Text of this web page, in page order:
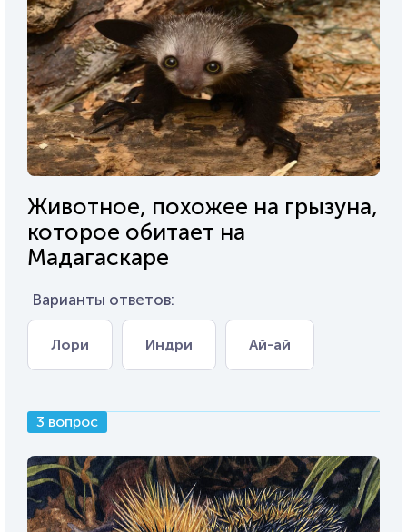
Животное, похожее на грызуна,
которое обитает на
Мадагаскаре
Варианты ответов:
Лори Индри Ай-ай
3 вопрос